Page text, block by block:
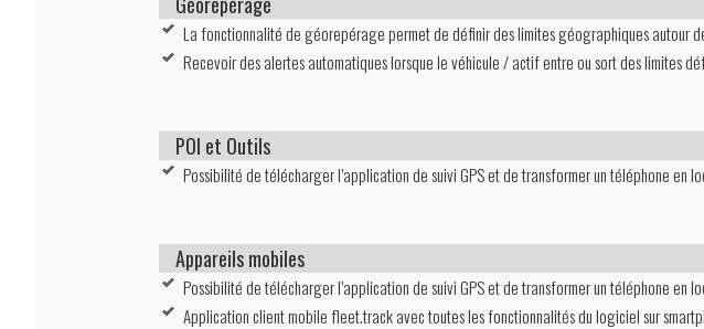
La fonctionnalité de géorepérage permet de définir des limites géographiques autour
Recevoir des alertes automatiques lorsque le véhicule / actif entre ou sort des limites
POI et Outils
Possibilité de télécharger l’application de suivi GPS et de transformer un téléphone en
Appareils mobiles
Possibilité de télécharger l’application de suivi GPS et de transformer un téléphone en
Application client mobile fleet.track avec toutes les fonctionnalités du logiciel sur